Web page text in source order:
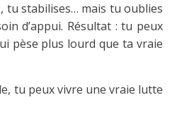
tu stabilises… mais tu oublies
d’appui. Résultat : tu peux
pèse plus lourd que ta vraie
tu peux vivre une vraie lutte